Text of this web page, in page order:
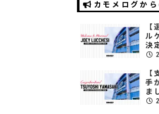
カモメログか
【
ル
決
【
手
ま